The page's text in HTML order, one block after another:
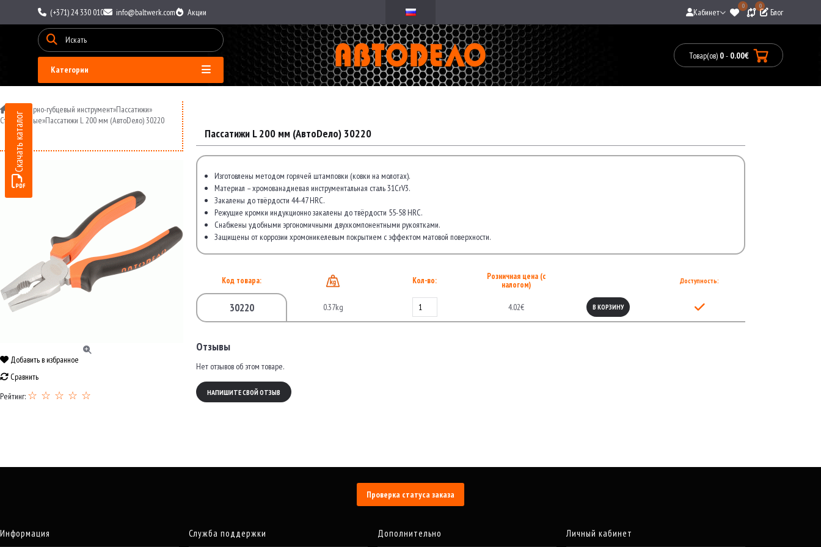
(+371) 24 330 010 info@baltwerk.com Акции Кабинет
0 0
Блог
Категории
Товар(ов) 0- 0.00€
Товары:
Скачать каталог
Шарнирно-губцевый инструмент»Пассатижи»
Стандартные»Пассатижи L 200 мм (АвтоDело) 30220
Добавить в избранное
Сравнить
Рейтинг: ☆ ☆ ☆ ☆ ☆
Пассатижи L 200 мм (АвтоDело) 30220
Изготовлены методом горячей штамповки (ковки на молотах).
Материал – хромованадиевая инструментальная сталь 31CrV3.
Закалены до твёрдости 44-47 HRC.
Режущие кромки индукционно закалены до твёрдости 55-58 HRC.
Снабжены удобными эргономичными двухкомпонентными рукоятками.
Защищены от коррозии хромоникелевым покрытием с эффектом матовой поверхности.
Код товара: Кол-во:
Розничная цена (с
налогом)
Доступность:
30220 0.37kg 4.02€ В КОРЗИНУ
Отзывы
Нет отзывов об этом товаре.
НАПИШИТЕ СВОЙ ОТЗЫВ
Проверка статуса заказа
Информация Служба поддержки Дополнительно Личный кабинет